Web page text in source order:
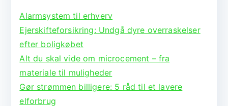
Alarmsystem til erhverv
Ejerskifteforsikring: Undgå dyre overraskelser
efter boligkøbet
Alt du skal vide om microcement – fra
materiale til muligheder
Gør strømmen billigere: 5 råd til et lavere
elforbrug